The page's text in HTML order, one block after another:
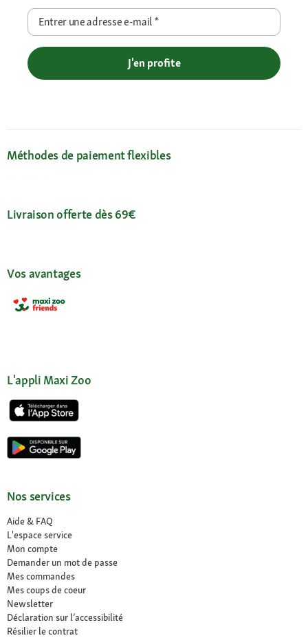
Entrer une adresse e-mail*
J'en profite
Méthodes de paiement flexibles
Livraison offerte dès 69€
Vos avantages
L'appli Maxi Zoo
Nos services
Aide & FAQ
L'espace service
Mon compte
Demander un mot de passe
Mes commandes
Mes coups de coeur
Newsletter
Déclaration sur l’accessibilité
Résilier le contrat